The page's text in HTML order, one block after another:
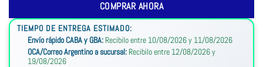
COMPRAR AHORA
TIEMPO DE ENTREGA ESTIMADO:
Envío rápido CABA y GBA: Recibilo entre 10/08/2026 y 11/08/2026
OCA/Correo Argentino a sucursal: Recibilo entre 12/08/2026 y
19/08/2026